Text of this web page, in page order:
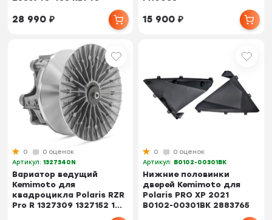
28 990₽ 15 900₽
0
0 оценок
Артикул:1327340N
Вариатор ведущий
Kemimoto для
квадроцикла Polaris RZR
Pro R 1327309 1327152 1...
0
0 оценок
Артикул: B0102-00301BK
Нижние половинки
дверей Kemimoto для
Polaris PRO XP 2021
B0102-00301BK 2883765